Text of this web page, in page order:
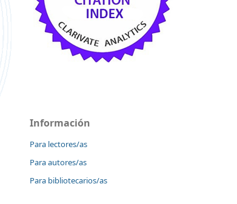
Información
Para lectores/as
Para autores/as
Para bibliotecarios/as